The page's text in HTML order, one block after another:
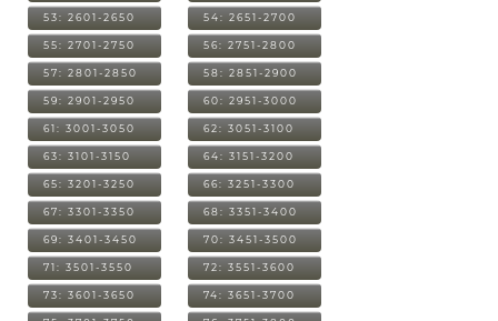
53: 2601-2650 54: 2651-2700
55: 2701-2750 56: 2751-2800
57: 2801-2850 58: 2851-2900
59: 2901-2950 60: 2951-3000
61: 3001-3050 62: 3051-3100
63: 3101-3150 64: 3151-3200
65: 3201-3250 66: 3251-3300
67: 3301-3350 68: 3351-3400
69: 3401-3450 70: 3451-3500
71: 3501-3550 72: 3551-3600
73: 3601-3650 74: 3651-3700